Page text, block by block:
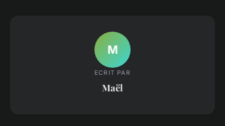
M
ECRIT PAR
Maël